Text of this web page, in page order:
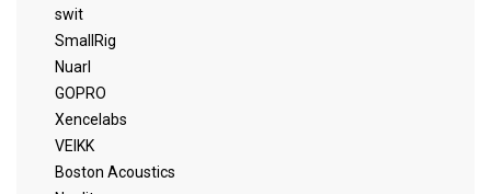
swit
SmallRig
Nuarl
GOPRO
Xencelabs
VEIKK
Boston Acoustics